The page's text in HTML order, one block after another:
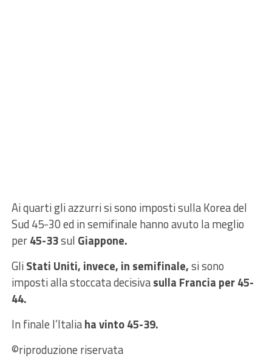
Ai quarti gli azzurri si sono imposti sulla Korea del
Sud 45-30 ed in semifinale hanno avuto la meglio
per45-33sul Giappone.
GliStati Uniti, invece, in semifinale,si sono
imposti alla stoccata decisivasulla Francia per 45-
44.
In finale l’Italiaha vinto 45-39.
©riproduzione riservata